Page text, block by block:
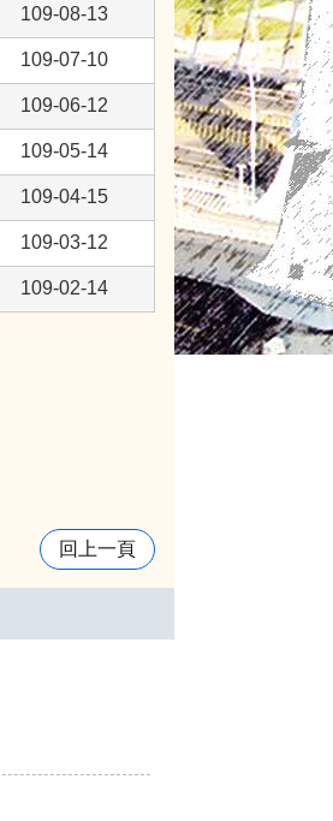
109-08-13
109-07-10
109-06-12
109-05-14
109-04-15
109-03-12
109-02-14
回上一頁